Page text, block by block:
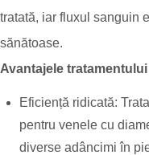
tratată, iar fluxul sanguin
sănătoase.
Avantajele
Eficiență ridicată:
pentru venele cu
diverse adâncimi în